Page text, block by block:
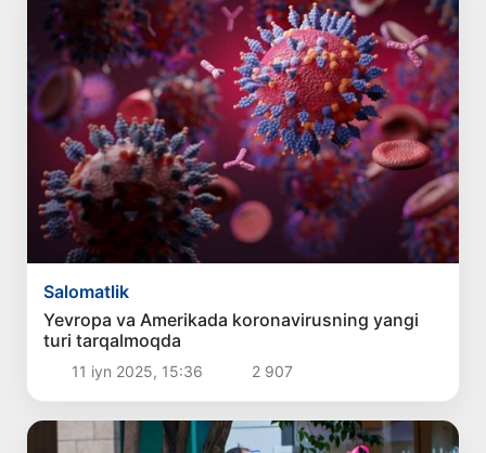
Salomatlik
Yevropa va Amerikada koronavirusning yangi
turi tarqalmoqda
11 iyn 2025, 15:36 2 907